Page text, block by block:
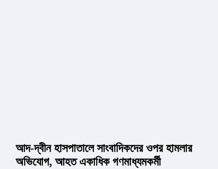
আদ-দ্বীন হাসপাতালে সাংবাদিকদের ওপর হামলার
অভিযোগ, আহত একাধিক গণমাধ্যমকর্মী